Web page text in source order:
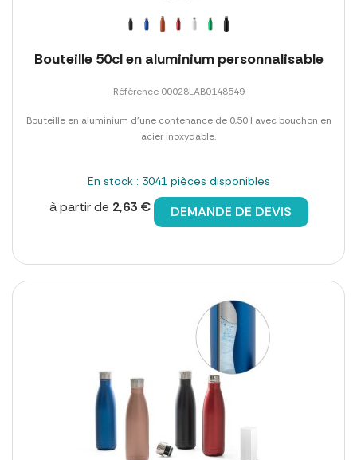
Bouteille 50cl en aluminium personnalisable
Référence 00028LAB0148549
Bouteille en aluminium d'une contenance de 0,50 l avec bouchon en
acier inoxydable.
En stock : 3041 pièces disponibles
à partir de 2,63 € DEMANDE DE DEVIS